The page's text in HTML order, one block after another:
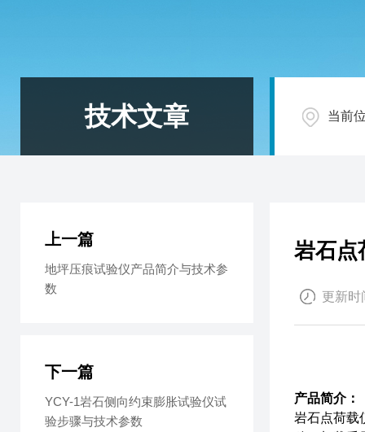
技术文章 当前
岩石点
更新时
产品简介：
岩石点荷载
上一篇
地坪压痕试验仪产品简介与技术参
数
下一篇
YCY-1岩石侧向约束膨胀试验仪试
验步骤与技术参数